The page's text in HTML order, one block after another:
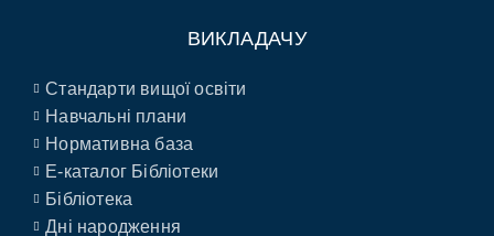
ВИКЛАДАЧУ
Стандарти вищої освіти
Навчальні плани
Нормативна база
E-каталог Бібліотеки
Бібліотека
Дні народження